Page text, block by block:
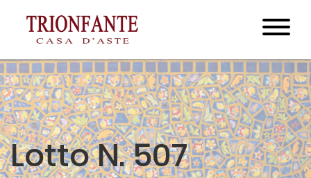
Lotto N. 507